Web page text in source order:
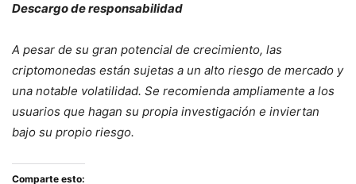
Descargo de responsabilidad
A pesar de su gran potencial de crecimiento, las
criptomonedas están sujetas a un alto riesgo de mercado y
una notable volatilidad. Se recomienda ampliamente a los
usuarios que hagan su propia investigación e inviertan
bajo su propio riesgo.
Comparte esto: